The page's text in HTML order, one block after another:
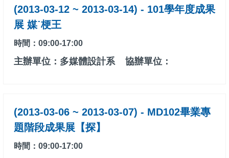
(2013-03-12 ~ 2013-03-14) - 101學年度成果
展 媒˙梗王
時間：09:00-17:00
主辦單位：多媒體設計系 協辦單位：
(2013-03-06 ~ 2013-03-07) - MD102畢業專
題階段成果展【探】
時間：09:00-17:00